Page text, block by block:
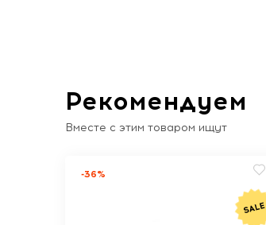
Рекомендуем
Вместе с этим товаром ищут
-36%